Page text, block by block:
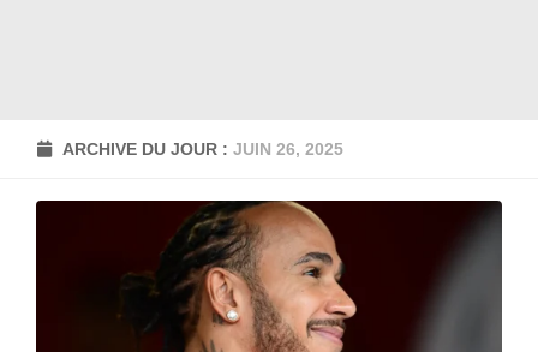
ARCHIVE DU JOUR : JUIN 26, 2025